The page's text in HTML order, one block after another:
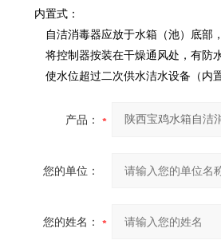
内置式：
自洁消毒器应放于水箱（池）底部，
将控制器按装在干燥通风处，有防水
使水位超过二次供水洁水设备（内置
产品：
您的单位：
您的姓名：